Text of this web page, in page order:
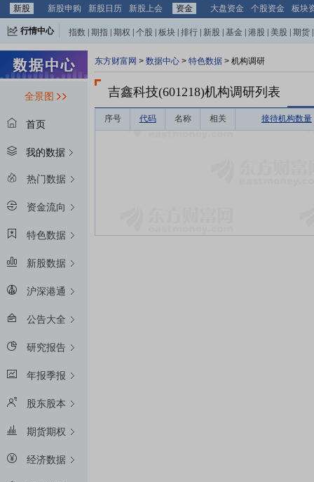
新股
新股申购 新股日历 新股上会 资金 大盘资金 个股资金 板块
行情中心 指数 期指 期权 个股 板块 排行 新股 基金 港股 美股 期货
全景图
首页
我的数据
热门数据
资金流向
特色数据
新股数据
沪深港通
公告大全
研究报告
年报季报
股东股本
期货期权
经济数据
东方财富网 > 数据中心 > 特色数据 > 机构调研
吉鑫科技(601218)机构调研列表
序号 代码 名称 相关 接待机构数量